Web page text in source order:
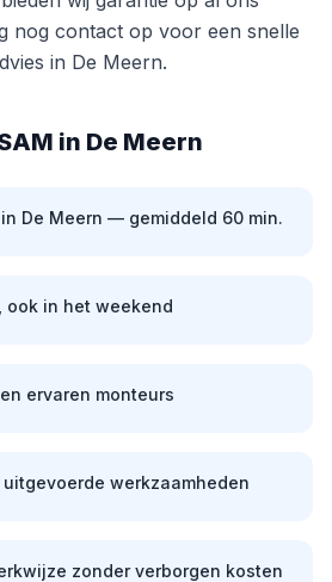
nog contact op voor een snelle
in De Meern.
in De Meern
De Meern — gemiddeld 60 min.
ook in het weekend
ervaren monteurs
werkzaamheden
zonder verborgen kosten